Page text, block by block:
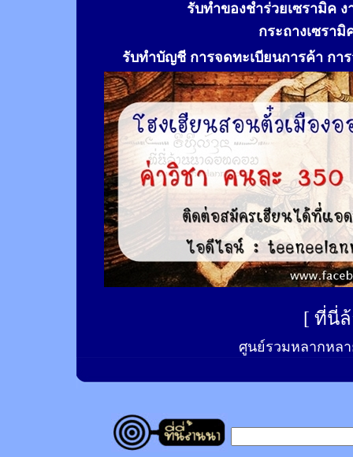
รับทำของชำร่วยเซรามิค
กระถางเซรา
รับทำบัญชี การจดทะเบียนการค้า กา
[ ที่นี่
ศูนย์รวมหลากหลา